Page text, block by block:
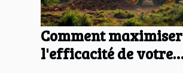
Comment maximiser
l'efficacité de votre